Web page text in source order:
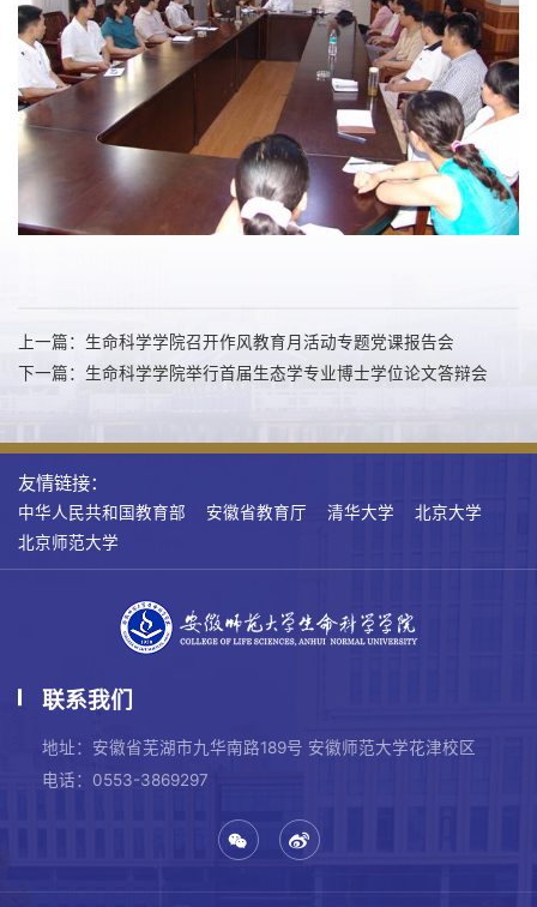
上一篇：生命科学学院召开作风教育月活动专题党课报告会
下一篇：生命科学学院举行首届生态学专业博士学位论文答辩会
友情链接：
中华人民共和国教育部 安徽省教育厅 清华大学
北京大学
北京师范大学
联系我们
地址：安徽省芜湖市九华南路189号 安徽师范大学花津校区
电话：0553-3869297